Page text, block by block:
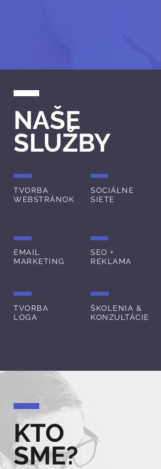
NAŠE
SLUŽBY
TVORBA
WEBSTRÁNOK
EMAIL
MARKETING
TVORBA
LOGA
SOCIÁLNE
SIETE
SEO +
REKLAMA
ŠKOLENIA &
KONZULTÁCIE
KTO
SME?